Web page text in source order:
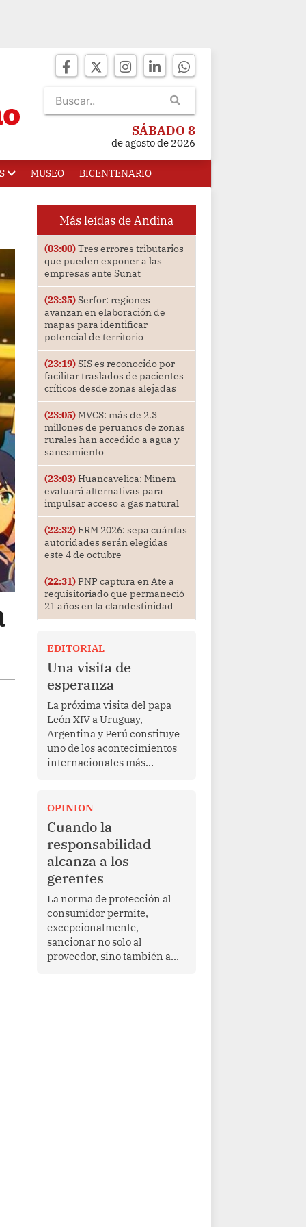
SÁBADO 8
de agosto de 2026
MUSEO BICENTENARIO
Más leídas de Andina
(03:00)Tres errores tributarios
que pueden exponer a las
empresas ante Sunat
(23:35)Serfor: regiones
avanzan en elaboración de
mapas para identificar
potencial de territorio
(23:19)SIS es reconocido por
facilitar traslados de pacientes
críticos desde zonas alejadas
(23:05)MVCS: más de 2.3
millones de peruanos de zonas
rurales han accedido a agua y
saneamiento
(23:03)Huancavelica: Minem
evaluará alternativas para
impulsar acceso a gas natural
(22:32)ERM 2026: sepa cuántas
autoridades serán elegidas
este 4 de octubre
(22:31)PNP captura en Ate a
requisitoriado que permaneció
21 años en la clandestinidad
EDITORIAL
Una visita de
esperanza
La próxima visita del papa
León XIV a Uruguay,
Argentina y Perú constituye
uno de los acontecimientos
internacionales más
Más allá de su dimensión
religiosa, esta gira
representa una oportunidad
para reafirmar el valor del
diálogo, fortalecer los
vínculos entre los pueblos y
proyectar una imagen de
cooperación en una región
que enfrenta desafíos en
materia de desarrollo,
cohesión social y
gobernabilidad.
OPINION
Cuando la
responsabilidad
alcanza a los
gerentes
La norma de protección al
consumidor permite,
excepcionalmente,
sancionar no solo al
proveedor, sino también a